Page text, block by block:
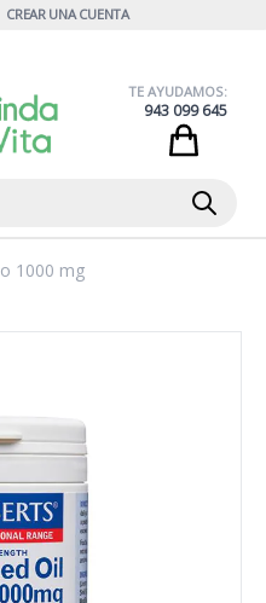
CREAR UNA CUENTA
Buscar
TE AYUDAMOS:
943 099 645
1000 mg